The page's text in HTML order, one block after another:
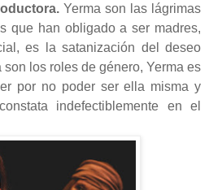
Yerma son las lágrimas
que han obligado a ser madres,
es la satanización del deseo
los roles de género, Yerma es
por no poder ser ella misma y
indefectiblemente en el